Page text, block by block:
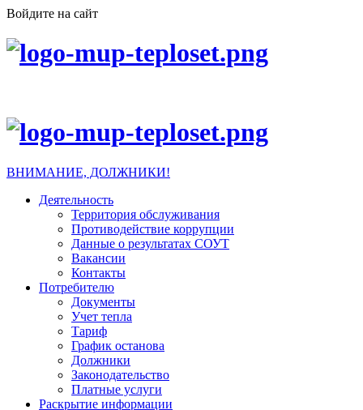
Войдите на сайт
ВНИМАНИЕ, ДОЛЖНИКИ!
Деятельность
Территория обслуживания
Противодействие коррупции
Данные о результатах СОУТ
Вакансии
Контакты
Потребителю
Документы
Учет тепла
Тариф
График останова
Должники
Законодательство
Платные услуги
Раскрытие информации